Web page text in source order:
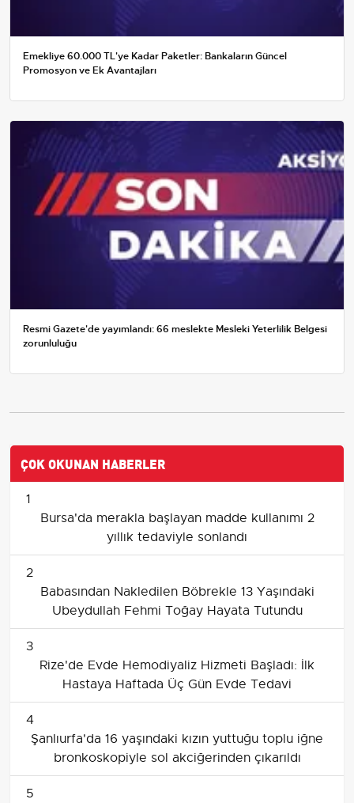
Emekliye 60.000 TL'ye Kadar Paketler: Bankaların Güncel
Promosyon ve Ek Avantajları
Resmi Gazete'de yayımlandı: 66 meslekte Mesleki Yeterlilik Belgesi
zorunluluğu
ÇOK OKUNAN HABERLER
1
Bursa'da merakla başlayan madde kullanımı 2
yıllık tedaviyle sonlandı
2
Babasından Nakledilen Böbrekle 13 Yaşındaki
Ubeydullah Fehmi Toğay Hayata Tutundu
3
Rize'de Evde Hemodiyaliz Hizmeti Başladı: İlk
Hastaya Haftada Üç Gün Evde Tedavi
4
Şanlıurfa'da 16 yaşındaki kızın yuttuğu toplu iğne
bronkoskopiyle sol akciğerinden çıkarıldı
5